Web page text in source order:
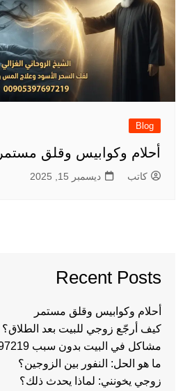
Blog
أحلام وكوابيس وقلق مستمر
كاتب ديسمبر 15, 2025
Recent Posts
أحلام وكوابيس وقلق مستمر
كيف أرجّع زوجي للبيت بعد الطلاق؟
مشاكل في البيت بدون سبب 00905397697219
ما هو الحل: النفور بين الزوجين؟
زوجي يخونني: لماذا يحدث ذلك؟